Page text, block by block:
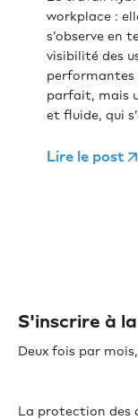
workplace :
s’observe en
visibilité des
performantes
parfait, mais
et fluide, qui
Lire le post
S'inscrire à
Deux fois par
La protection des